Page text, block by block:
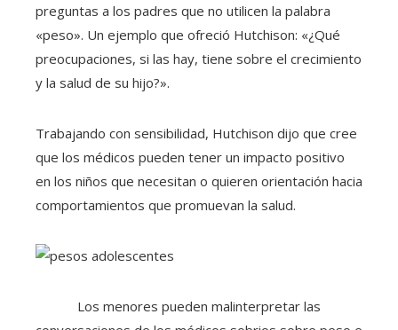
preguntas a los padres que no utilicen la palabra
«peso». Un ejemplo que ofreció Hutchison: «¿Qué
preocupaciones, si las hay, tiene sobre el crecimiento
y la salud de su hijo?».
Trabajando con sensibilidad, Hutchison dijo que cree
que los médicos pueden tener un impacto positivo
en los niños que necesitan o quieren orientación hacia
comportamientos que promuevan la salud.
Los menores pueden malinterpretar las